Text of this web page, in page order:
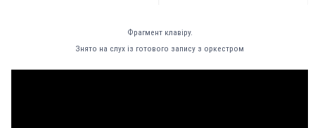
Фрагмент клавіру.
Знято на слух із готового запису з оркестром